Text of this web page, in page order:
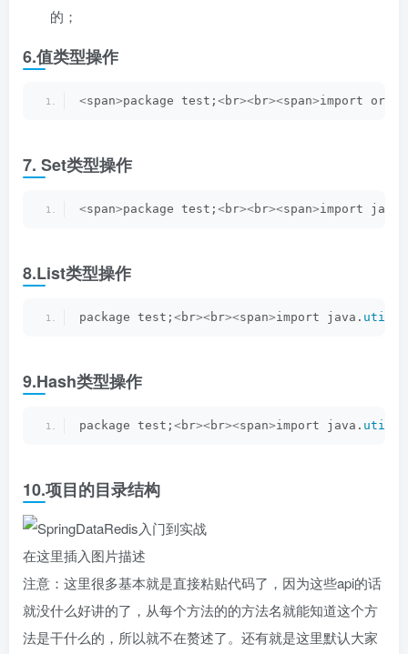
的；
6.值类型操作
<span>package test; <br><br><span>import org.
7. Set类型操作
<span>package test; <br><br><span>import java.
8.List类型操作
package test; <br><br><span>import java. util
9.Hash类型操作
package test; <br><br><span>import java. util
10.项目的目录结构
在这里插入图片描述
注意：这里很多基本就是直接粘贴代码了，因为这些api的话
就没什么好讲的了，从每个方法的的方法名就能知道这个方
法是干什么的，所以就不在赘述了。还有就是这里默认大家